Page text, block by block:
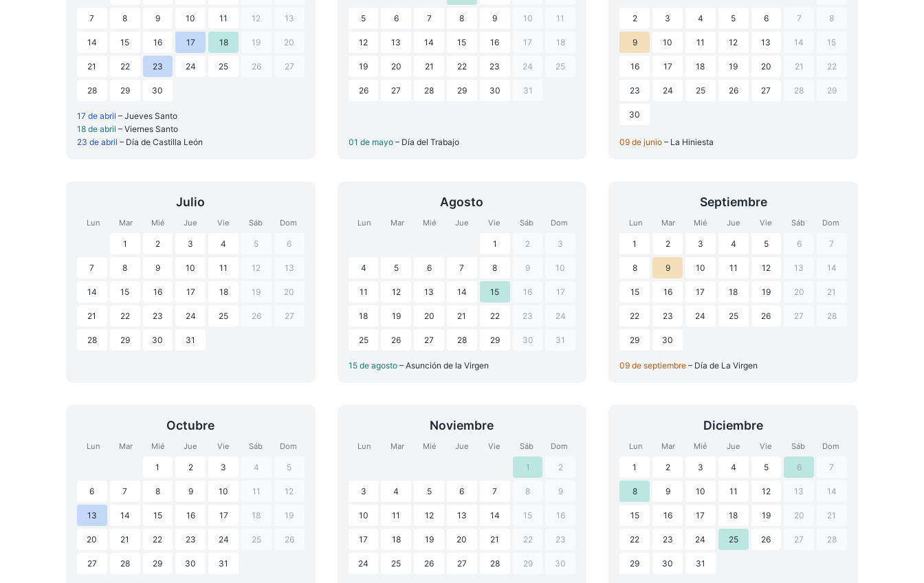
7 8 9 10 11 12 13
14 15 16 17 18 19 20
21 22 23 24 25 26 27
28 29 30
17 de abril – Jueves Santo
18 de abril – Viernes Santo
23 de abril – Día de Castilla León
5 6 7 8 9 10 11
12 13 14 15 16 17 18
19 20 21 22 23 24 25
26 27 28 29 30 31
01 de mayo – Día del Trabajo
2 3 4 5 6 7 8
9 10 11 12 13 14 15
16 17 18 19 20 21 22
23 24 25 26 27 28 29
30
09 de junio– La Hiniesta
Julio
Lun Mar Mié Jue Vie Sáb Dom
1 2 3 4 5 6
7 8 9 10 11 12 13
14 15 16 17 18 19 20
21 22 23 24 25 26 27
28 29 30 31
Agosto
Lun Mar Mié Jue Vie Sáb Dom
1 2 3
4 5 6 7 8 9 10
11 12 13 14 15 16 17
18 19 20 21 22 23 24
25 26 27 28 29 30 31
15 de agosto – Asunción de la Virgen
Septiembre
Lun Mar Mié Jue Vie Sáb Dom
1 2 3 4 5 6 7
8 9 10 11 12 13 14
15 16 17 18 19 20 21
22 23 24 25 26 27 28
29 30
09 de septiembre– Día de La Virgen
Octubre
Lun Mar Mié Jue Vie Sáb Dom
1 2 3 4 5
6 7 8 9 10 11 12
13 14 15 16 17 18 19
20 21 22 23 24 25 26
27 28 29 30 31
Noviembre
Lun Mar Mié Jue Vie Sáb Dom
1 2
3 4 5 6 7 8 9
10 11 12 13 14 15 16
17 18 19 20 21 22 23
24 25 26 27 28 29 30
Diciembre
Lun Mar Mié Jue Vie Sáb Dom
1 2 3 4 5 6 7
8 9 10 11 12 13 14
15 16 17 18 19 20 21
22 23 24 25 26 27 28
29 30 31